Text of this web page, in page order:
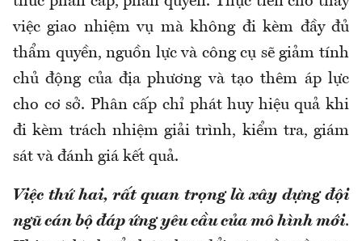
việc giao nhiệm vụ mà không đi kèm đầy đủ
thẩm quyền, nguồn lực và công cụ sẽ giảm tính
chủ động của địa phương và tạo thêm áp lực
cho cơ sở. Phân cấp chỉ phát huy hiệu quả khi
đi kèm trách nhiệm giải trình, kiểm tra, giám
sát và đánh giá kết quả.
Việc thứ hai, rất quan trọng là xây dựng đội
ngũ cán bộ đáp ứng yêu cầu của mô hình mới.